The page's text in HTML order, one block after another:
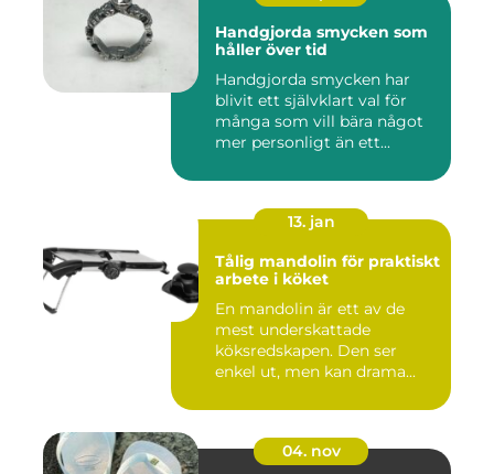
Handgjorda smycken som
håller över tid
Handgjorda smycken har
blivit ett självklart val för
många som vill bära något
mer personligt än ett...
13. jan
Tålig mandolin för praktiskt
arbete i köket
En mandolin är ett av de
mest underskattade
köksredskapen. Den ser
enkel ut, men kan drama...
04. nov